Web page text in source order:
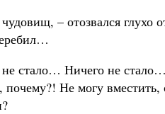
– отозвался глухо
стало… Ничего не
Не могу